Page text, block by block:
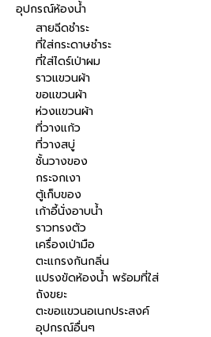
อุปกรณ์ห้องน้ำ
สายฉีดชำระ
ที่ใส่กระดาษชำระ
ที่ใส่ไดร์เป่าผม
ราวแขวนผ้า
ขอแขวนผ้า
ห่วงแขวนผ้า
ที่วางแก้ว
ที่วางสบู่
ชั้นวางของ
กระจกเงา
ตู้เก็บของ
เก้าอี้นั่งอาบน้ำ
ราวทรงตัว
เครื่องเป่ามือ
ตะแกรงกันกลิ่น
แปรงขัดห้องน้ำ พร้อมที่ใส่
ถังขยะ
ตะขอแขวนอเนกประสงค์
อุปกรณ์อื่นๆ